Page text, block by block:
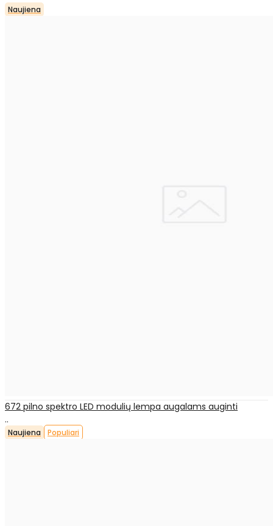
Naujiena
672 pilno spektro LED modulių lempa augalams auginti
..
Naujiena Populiari